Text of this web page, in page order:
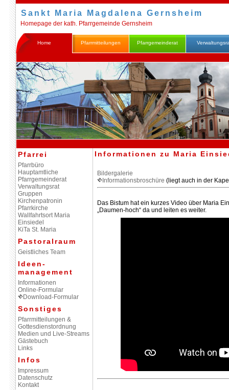
Sankt Maria Magdalena Gernsheim
Homepage der kath. Pfarrgemeinde Gernsheim
Home Pfarrmitteilungen Pfarrgemeinderat
Pfarrei
Pfarrbüro
Hauptamtliche
Pfarrgemeinderat
Verwaltungsrat
Gruppen
Kirchenpatronin
Pfarrkirche
Wallfahrtsort Maria
Einsiedel
KiTa St. Maria
Pastoralraum
Geistliches Team
Ideen-
management
Informationen
Online-Formular
Download-Formular
Sonstiges
Pfarrmitteilungen &
Gottesdienstordnung
Medien und Live-Streams
Gästebuch
Links
Infos
Impressum
Datenschutz
Kontakt
Informationen zu Maria
Bildergalerie
Informationsbroschüre (liegt auch in der
Das Bistum hat ein kurzes Video über Maria
„Daumen-hoch“ da und leiten es weiter.